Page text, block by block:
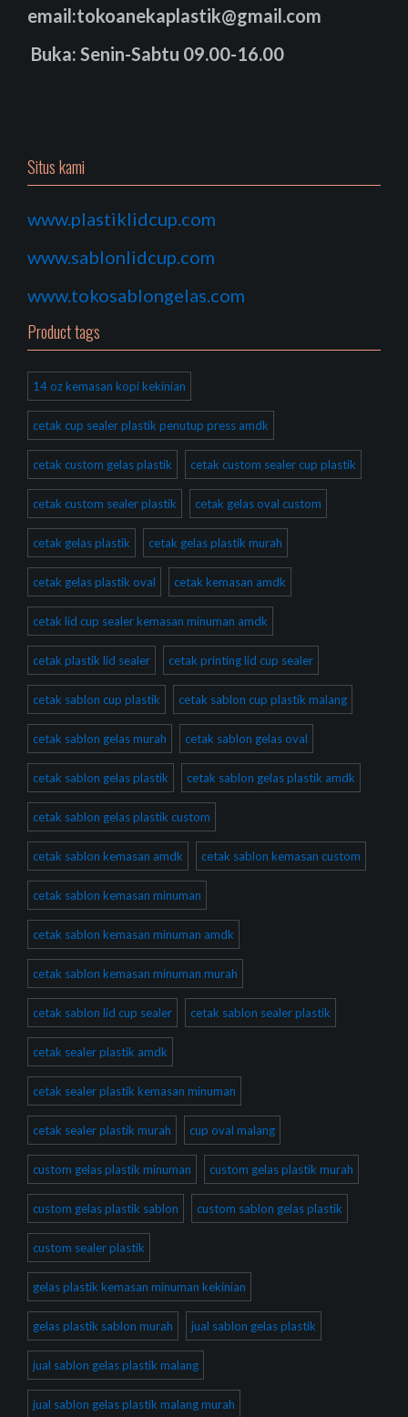
email:tokoanekaplastik@gmail.com
Buka: Senin-Sabtu 09.00-16.00
Situs kami
www.plastiklidcup.com
www.sablonlidcup.com
www.tokosablongelas.com
Product tags
14 oz kemasan kopi kekinian
cetak cup sealer plastik penutup press amdk
cetak custom gelas plastik cetak custom sealer cup plastik
cetak custom sealer plastik cetak gelas oval custom
cetak gelas plastik cetak gelas plastik murah
cetak gelas plastik oval cetak kemasan amdk
cetak lid cup sealer kemasan minuman amdk
cetak plastik lid sealer cetak printing lid cup sealer
cetak sablon cup plastik cetak sablon cup plastik malang
cetak sablon gelas murah cetak sablon gelas oval
cetak sablon gelas plastik cetak sablon gelas plastik amdk
cetak sablon gelas plastik custom
cetak sablon kemasan amdk cetak sablon kemasan custom
cetak sablon kemasan minuman
cetak sablon kemasan minuman amdk
cetak sablon kemasan minuman murah
cetak sablon lid cup sealer cetak sablon sealer plastik
cetak sealer plastik amdk
cetak sealer plastik kemasan minuman
cetak sealer plastik murah cup oval malang
custom gelas plastik minuman custom gelas plastik murah
custom gelas plastik sablon custom sablon gelas plastik
custom sealer plastik
gelas plastik kemasan minuman kekinian
gelas plastik sablon murah jual sablon gelas plastik
jual sablon gelas plastik malang
jual sablon gelas plastik malang murah